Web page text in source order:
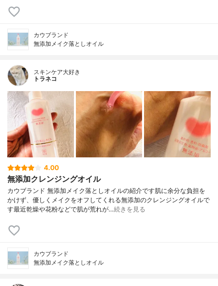
カウブランド
無添加メイク落としオイル
スキンケア大好き
トラネコ
4.00
無添加クレンジングオイル
カウブランド 無添加メイク落としオイルの紹介です肌に余分な負担を
かけず、優しくメイクをオフしてくれる無添加のクレンジングオイルで
す最近乾燥や花粉などで肌が荒れが…続きを見る
カウブランド
無添加メイク落としオイル